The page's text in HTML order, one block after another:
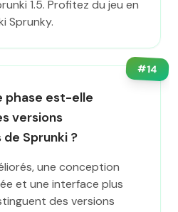
1.5. Profitez du jeu en
Sprunky.
#14
phase est-elle
versions
Sprunki ?
une conception
et une interface plus
des versions